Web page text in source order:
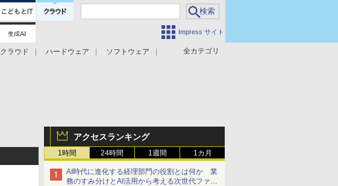
Impress サイト
全カテゴリ
クラウド ハードウェア
ソフトウェア
アクセスランキング
1時間 24時間 1週間 1カ月
AI時代に進化する経理部門の役割とは何か 業
務のすみ分けとAI活用から考える次世代ファイ